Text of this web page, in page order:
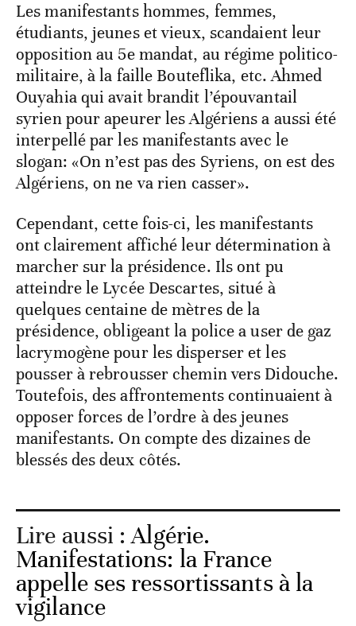
Les manifestants hommes, femmes,
étudiants, jeunes et vieux, scandaient leur
opposition au 5e mandat, au régime politico-
militaire, à la faille Bouteflika, etc. Ahmed
Ouyahia qui avait brandit l’épouvantail
syrien pour apeurer les Algériens a aussi été
interpellé par les manifestants avec le
slogan: «On n’est pas des Syriens, on est des
Algériens, on ne va rien casser».
Cependant, cette fois-ci, les manifestants
ont clairement affiché leur détermination à
marcher sur la présidence. Ils ont pu
atteindre le Lycée Descartes, situé à
quelques centaine de mètres de la
présidence, obligeant la police a user de gaz
lacrymogène pour les disperser et les
pousser à rebrousser chemin vers Didouche.
Toutefois, des affrontements continuaient à
opposer forces de l’ordre à des jeunes
manifestants. On compte des dizaines de
blessés des deux côtés.
Lire aussi :Algérie.
Manifestations: la France
appelle ses ressortissants à la
vigilance